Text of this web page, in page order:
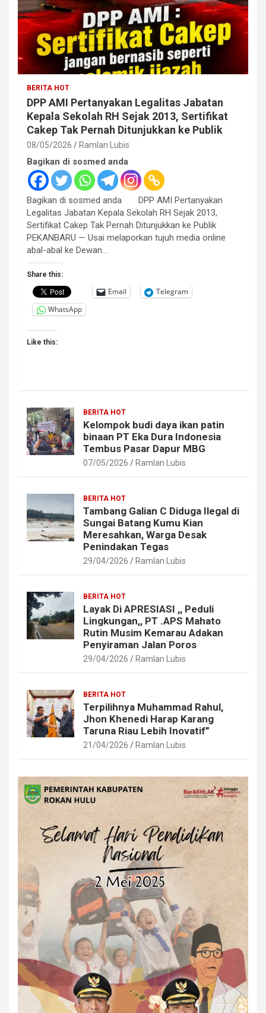
BERITA HOT
DPP AMI Pertanyakan Legalitas Jabatan
Kepala Sekolah RH Sejak 2013, Sertifikat
Cakep Tak Pernah Ditunjukkan ke Publik
08/05/2026 Ramlan Lubis
Bagikan di sosmed anda
Bagikan di sosmed anda DPP AMI Pertanyakan
Legalitas Jabatan Kepala Sekolah RH Sejak 2013,
Sertifikat Cakep Tak Pernah Ditunjukkan ke Publik
PEKANBARU — Usai melaporkan tujuh media online
abal-abal ke Dewan…
Share this:
Email
Telegram
WhatsApp
Like this:
BERITA HOT
Kelompok budi daya ikan patin
binaan PT Eka Dura Indonesia
Tembus Pasar Dapur MBG
07/05/2026 Ramlan Lubis
BERITA HOT
Tambang Galian C Diduga Ilegal di
Sungai Batang Kumu Kian
Meresahkan, Warga Desak
Penindakan Tegas
29/04/2026 Ramlan Lubis
BERITA HOT
Layak Di APRESIASI ,, Peduli
Lingkungan,, PT .APS Mahato
Rutin Musim Kemarau Adakan
Penyiraman Jalan Poros
29/04/2026 Ramlan Lubis
BERITA HOT
Terpilihnya Muhammad Rahul,
Jhon Khenedi Harap Karang
Taruna Riau Lebih Inovatif”
21/04/2026 Ramlan Lubis